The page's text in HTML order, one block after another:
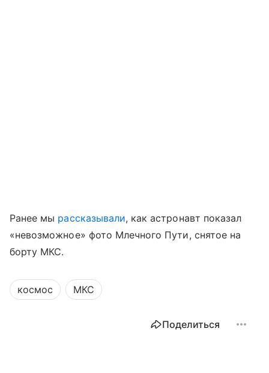
Ранее мы рассказывали, как астронавт показал
«невозможное» фото Млечного Пути, снятое на
борту МКС.
космос МКС
Поделиться